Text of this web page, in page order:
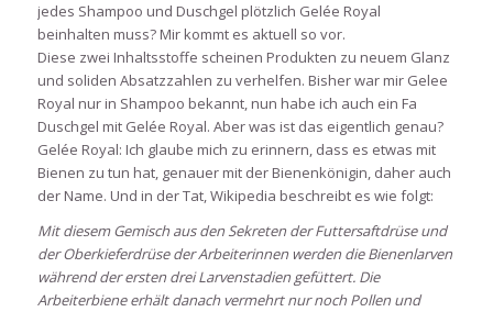
jedes Shampoo und Duschgel plötzlich Gelée Royal
beinhalten muss? Mir kommt es aktuell so vor.
Diese zwei Inhaltsstoffe scheinen Produkten zu neuem Glanz
und soliden Absatzzahlen zu verhelfen. Bisher war mir Gelee
Royal nur in Shampoo bekannt, nun habe ich auch ein Fa
Duschgel mit Gelée Royal. Aber was ist das eigentlich genau?
Gelée Royal: Ich glaube mich zu erinnern, dass es etwas mit
Bienen zu tun hat, genauer mit der Bienenkönigin, daher auch
der Name. Und in der Tat, Wikipedia beschreibt es wie folgt:
Mit diesem Gemisch aus den Sekreten der Futtersaftdrüse und
der Oberkieferdrüse der Arbeiterinnen werden die Bienenlarven
während der ersten drei Larvenstadien gefüttert. Die
Arbeiterbiene erhält danach vermehrt nur noch Pollen und